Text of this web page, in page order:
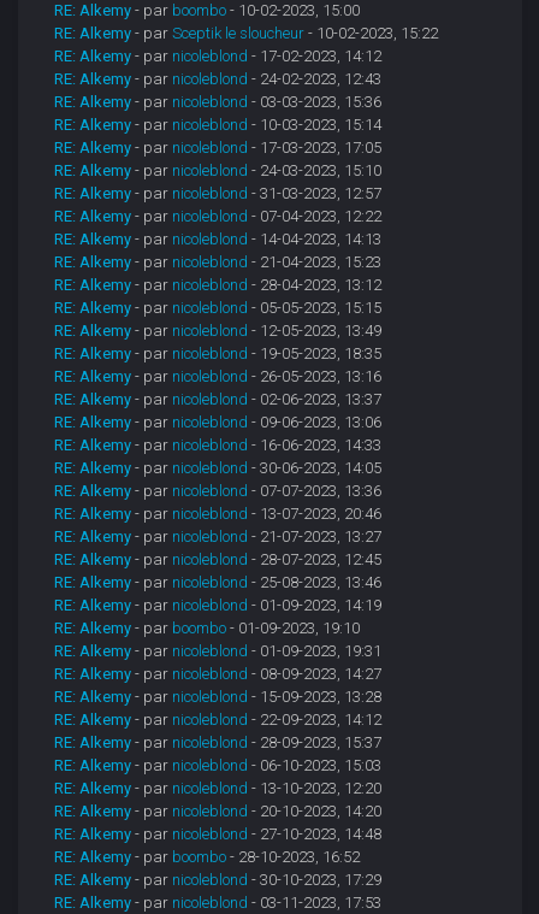
RE: Alkemy - par boombo - 10-02-2023, 15:00
RE: Alkemy - parSceptik le sloucheur - 10-02-2023, 15:22
RE: Alkemy - par nicoleblond - 17-02-2023, 14:12
RE: Alkemy - par nicoleblond - 24-02-2023, 12:43
RE: Alkemy - par nicoleblond - 03-03-2023, 15:36
RE: Alkemy - par nicoleblond - 10-03-2023, 15:14
RE: Alkemy - par nicoleblond - 17-03-2023, 17:05
RE: Alkemy - par nicoleblond - 24-03-2023, 15:10
RE: Alkemy - par nicoleblond - 31-03-2023, 12:57
RE: Alkemy - par nicoleblond - 07-04-2023, 12:22
RE: Alkemy - par nicoleblond - 14-04-2023, 14:13
RE: Alkemy - par nicoleblond - 21-04-2023, 15:23
RE: Alkemy - par nicoleblond - 28-04-2023, 13:12
RE: Alkemy - par nicoleblond - 05-05-2023, 15:15
RE: Alkemy - par nicoleblond - 12-05-2023, 13:49
RE: Alkemy - par nicoleblond - 19-05-2023, 18:35
RE: Alkemy - par nicoleblond - 26-05-2023, 13:16
RE: Alkemy - par nicoleblond - 02-06-2023, 13:37
RE: Alkemy - par nicoleblond - 09-06-2023, 13:06
RE: Alkemy - par nicoleblond - 16-06-2023, 14:33
RE: Alkemy - par nicoleblond - 30-06-2023, 14:05
RE: Alkemy - par nicoleblond - 07-07-2023, 13:36
RE: Alkemy - par nicoleblond - 13-07-2023, 20:46
RE: Alkemy - par nicoleblond - 21-07-2023, 13:27
RE: Alkemy - par nicoleblond - 28-07-2023, 12:45
RE: Alkemy - par nicoleblond - 25-08-2023, 13:46
RE: Alkemy - par nicoleblond - 01-09-2023, 14:19
RE: Alkemy - par boombo - 01-09-2023, 19:10
RE: Alkemy - par nicoleblond - 01-09-2023, 19:31
RE: Alkemy - par nicoleblond - 08-09-2023, 14:27
RE: Alkemy - par nicoleblond - 15-09-2023, 13:28
RE: Alkemy - par nicoleblond - 22-09-2023, 14:12
RE: Alkemy - par nicoleblond - 28-09-2023, 15:37
RE: Alkemy - par nicoleblond - 06-10-2023, 15:03
RE: Alkemy - par nicoleblond - 13-10-2023, 12:20
RE: Alkemy - par nicoleblond - 20-10-2023, 14:20
RE: Alkemy - par nicoleblond - 27-10-2023, 14:48
RE: Alkemy - par boombo - 28-10-2023, 16:52
RE: Alkemy - par nicoleblond - 30-10-2023, 17:29
RE: Alkemy - par nicoleblond - 03-11-2023, 17:53